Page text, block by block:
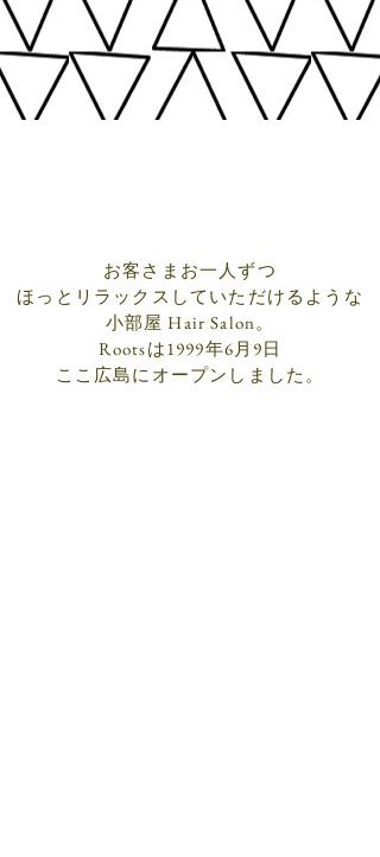
お客さまお一人ずつ
ほっとリラックスしていただけるような
小部屋 Hair Salon。
Rootsは​1999年6月9日
ここ広島にオープンしました。